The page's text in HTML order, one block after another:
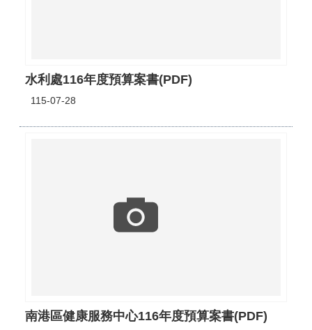
水利處116年度預算案書(PDF)
115-07-28
南港區健康服務中心116年度預算案書(PDF)